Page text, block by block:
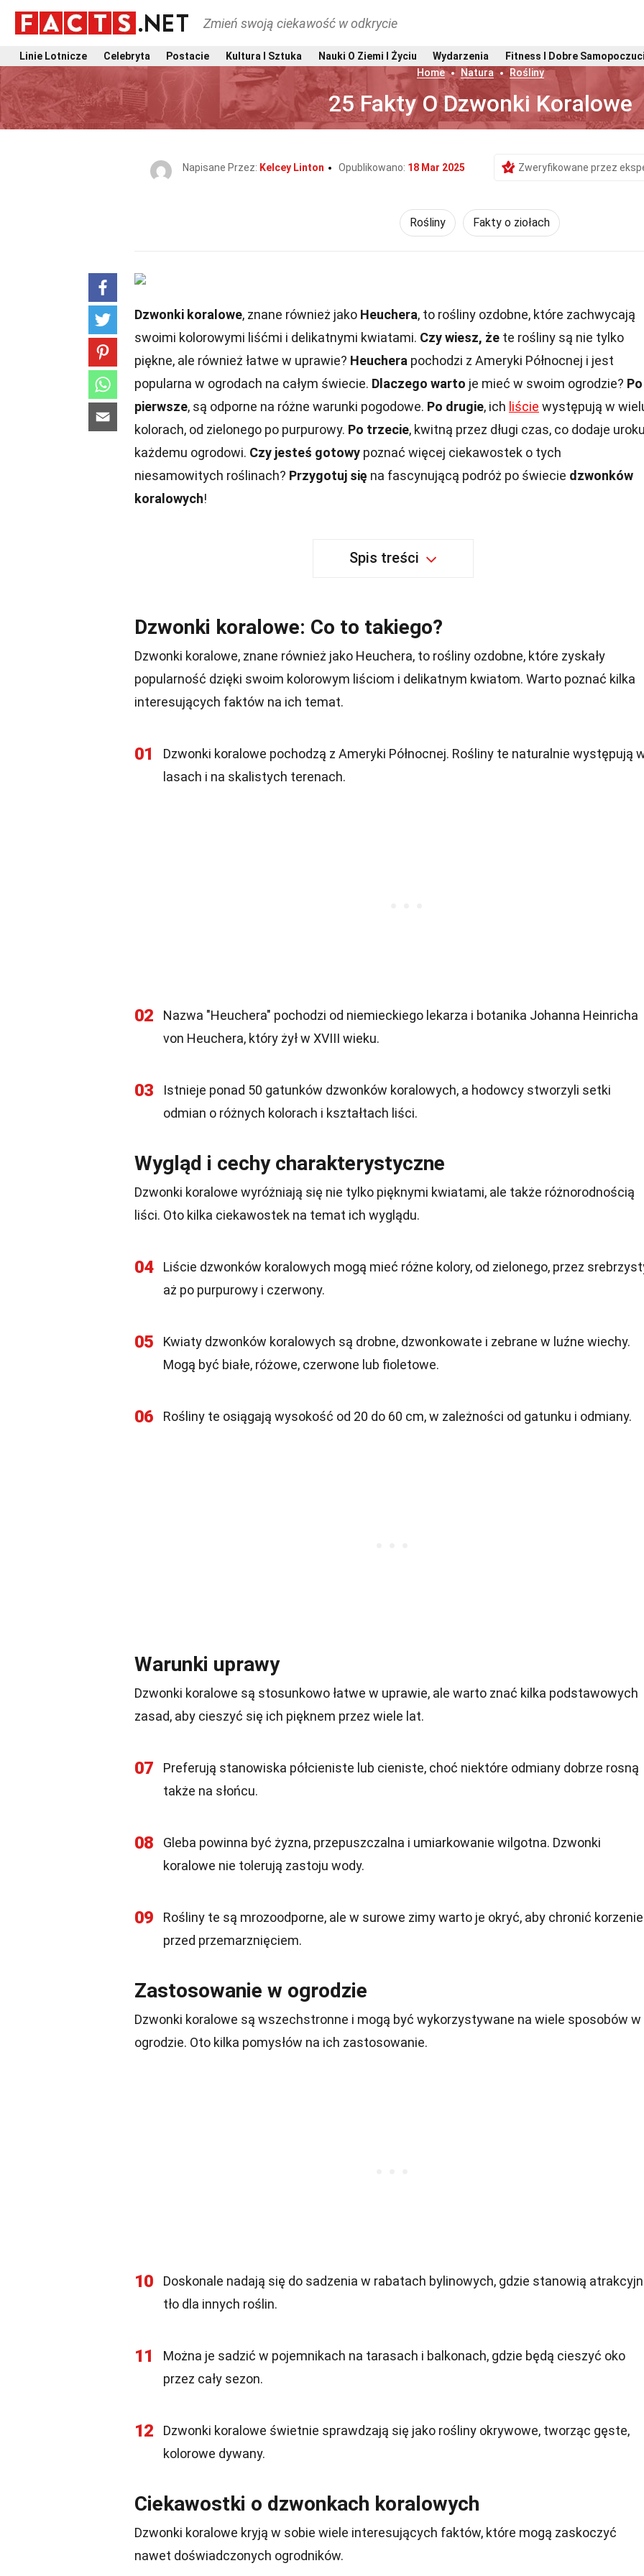
Zmień swoją ciekawość w odkrycie
Linie Lotnicze Celebryta Postacie Kultura I Sztuka Nauki O Ziemi I Życiu Wydarzenia
Fitness I Dobre
Home
Natura Rośliny
25 Fakty O Dzwonki Koralowe
Napisane Przez: Kelcey Linton Opublikowano: 18 Mar 2025 Zweryfikowane przez
Rośliny Fakty o ziołach
Dzwonki koralowe, znane również jako Heuchera, to rośliny ozdobne, które zachwycają
swoimi kolorowymi liśćmi i delikatnymi kwiatami. Czy wiesz, że te rośliny są nie tylko
piękne, ale również łatwe w uprawie? Heuchera pochodzi z Ameryki Północnej i jest
popularna w ogrodach na całym świecie. Dlaczego warto je mieć w swoim ogrodzie? Po
pierwsze, są odporne na różne warunki pogodowe. Po drugie, ich liście występują w
kolorach, od zielonego po purpurowy. Po trzecie, kwitną przez długi czas, co dodaje
każdemu ogrodowi. Czy jesteś gotowy poznać więcej ciekawostek o tych
niesamowitych roślinach? Przygotuj się na fascynującą podróż po świecie dzwonków
koralowych!
Spis treści
Dzwonki koralowe: Co to takiego?
Dzwonki koralowe, znane również jako Heuchera, to rośliny ozdobne, które zyskały
popularność dzięki swoim kolorowym liściom i delikatnym kwiatom. Warto poznać kilka
interesujących faktów na ich temat.
01
Dzwonki koralowe pochodzą z Ameryki Północnej. Rośliny te naturalnie występują
lasach i na skalistych terenach.
02
Nazwa "Heuchera" pochodzi od niemieckiego lekarza i botanika Johanna Heinricha
von Heuchera, który żył w XVIII wieku.
03
Istnieje ponad 50 gatunków dzwonków koralowych, a hodowcy stworzyli setki
odmian o różnych kolorach i kształtach liści.
Wygląd i cechy charakterystyczne
Dzwonki koralowe wyróżniają się nie tylko pięknymi kwiatami, ale także różnorodnością
liści. Oto kilka ciekawostek na temat ich wyglądu.
04
Liście dzwonków koralowych mogą mieć różne kolory, od zielonego, przez
aż po purpurowy i czerwony.
05
Kwiaty dzwonków koralowych są drobne, dzwonkowate i zebrane w luźne wiechy.
Mogą być białe, różowe, czerwone lub fioletowe.
06 Rośliny te osiągają wysokość od 20 do 60 cm, w zależności od gatunku i odmiany.
Warunki uprawy
Dzwonki koralowe są stosunkowo łatwe w uprawie, ale warto znać kilka podstawowych
zasad, aby cieszyć się ich pięknem przez wiele lat.
07
Preferują stanowiska półcieniste lub cieniste, choć niektóre odmiany dobrze rosną
także na słońcu.
08
Gleba powinna być żyzna, przepuszczalna i umiarkowanie wilgotna. Dzwonki
koralowe nie tolerują zastoju wody.
09
Rośliny te są mrozoodporne, ale w surowe zimy warto je okryć, aby chronić korzenie
przed przemarznięciem.
Zastosowanie w ogrodzie
Dzwonki koralowe są wszechstronne i mogą być wykorzystywane na wiele sposobów w
ogrodzie. Oto kilka pomysłów na ich zastosowanie.
10
Doskonale nadają się do sadzenia w rabatach bylinowych, gdzie stanowią
tło dla innych roślin.
11
Można je sadzić w pojemnikach na tarasach i balkonach, gdzie będą cieszyć oko
przez cały sezon.
12
Dzwonki koralowe świetnie sprawdzają się jako rośliny okrywowe, tworząc gęste,
kolorowe dywany.
Ciekawostki o dzwonkach koralowych
Dzwonki koralowe kryją w sobie wiele interesujących faktów, które mogą zaskoczyć
nawet doświadczonych ogrodników.